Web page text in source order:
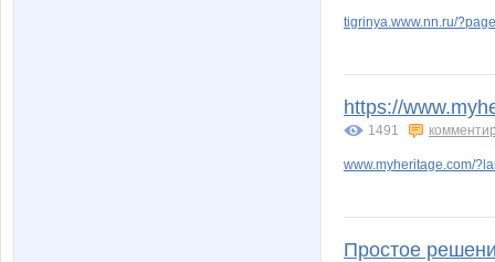
tigrinya.www.nn.ru/
https://
1491
www.myheritage.com/
Простое